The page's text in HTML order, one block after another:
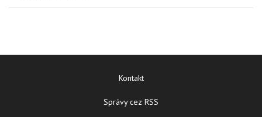
Kontakt
Správy cez RSS